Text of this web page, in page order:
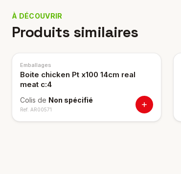
À DÉCOUVRIR
Produits similaires
Emballages
Boite chicken Pt x100 14cm real
meat c:4
Colis de Non spécifié
Ref. AR00571